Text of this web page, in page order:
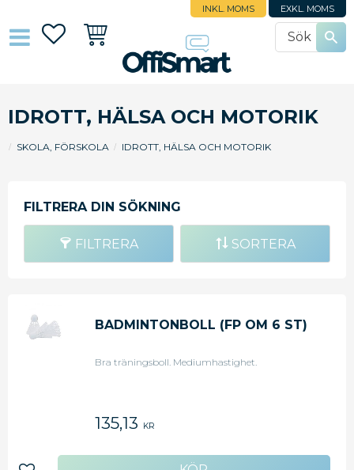
INKL. MOMS EXKL. MOMS
FavoriterKundvagn
IDROTT, HÄLSA OCH MOTORIK
SKOLA, FÖRSKOLA IDROTT, HÄLSA OCH MOTORIK
FILTRERA SORTERA
BADMINTONBOLL (FP OM 6 ST)
Bra träningsboll. Mediumhastighet.
135,13 KR